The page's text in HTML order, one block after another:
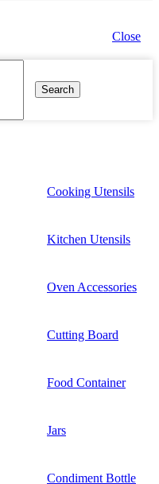
Close
Search
Cooking Utensils
Kitchen Utensils
Oven Accessories
Cutting Board
Food Container
Jars
Condiment Bottle